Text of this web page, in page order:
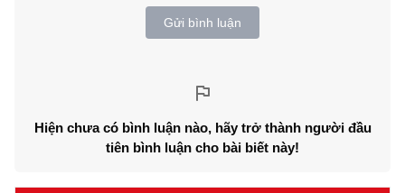
Gửi bình luận
Hiện chưa có bình luận nào, hãy trở thành người đầu
tiên bình luận cho bài biết này!